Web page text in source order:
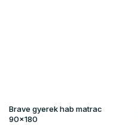
Brave gyerek hab matrac
90x180